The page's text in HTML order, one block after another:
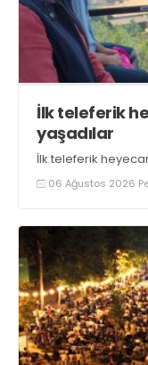
İlk teleferik
yaşadılar
İlk teleferik
06 Ağustos 2026